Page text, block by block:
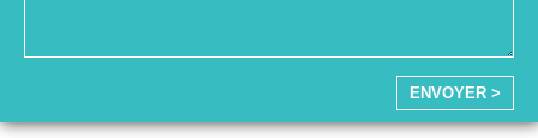
ENVOYER >